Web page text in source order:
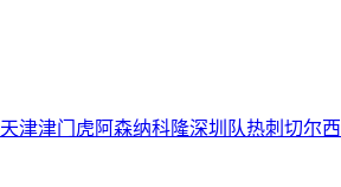
天津津门虎 阿森纳科隆深圳队热刺 切尔西